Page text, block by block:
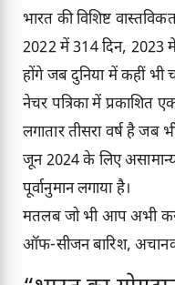
भारत की विशिष्ट
2022 में 314 दिन, 2023
होंगे जब दुनिया में कहीं भी
नेचर पत्रिका में प्रकाशित
लगातार तीसरा वर्ष है
जून 2024 के लिए
पूर्वानुमान लगाया है।
मतलब जो भी आप अभी कर
ऑफ-सीजन बारिश, अचानक